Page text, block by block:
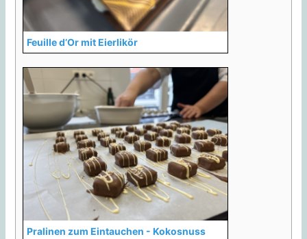
Feuille d’Or mit Eierlikör
Pralinen zum Eintauchen - Kokosnuss